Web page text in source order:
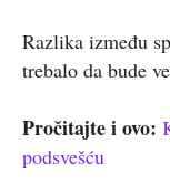
Razlika između
trebalo da bude
Pročitajte i ovo:
podsvešću